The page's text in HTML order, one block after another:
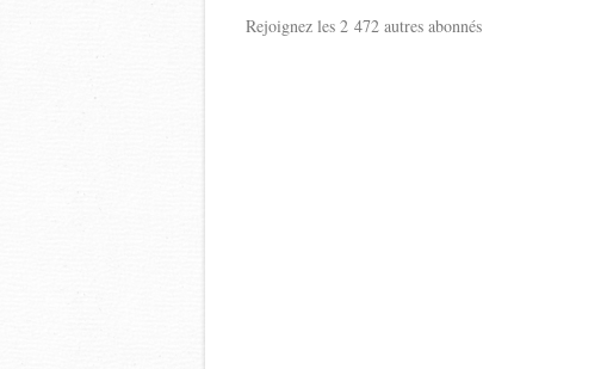
Rejoignez les 2 472 autres abonnés